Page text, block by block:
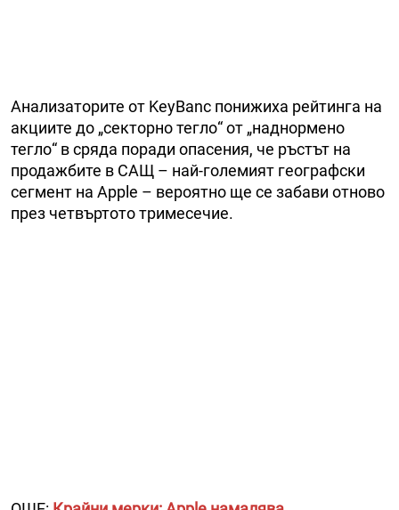
Анализаторите от KeyBanc понижиха рейтинга на
акциите до „секторно тегло“ от „наднормено
тегло“ в сряда поради опасения, че ръстът на
продажбите в САЩ – най-големият географски
сегмент на Apple – вероятно ще се забави отново
през четвъртото тримесечие.